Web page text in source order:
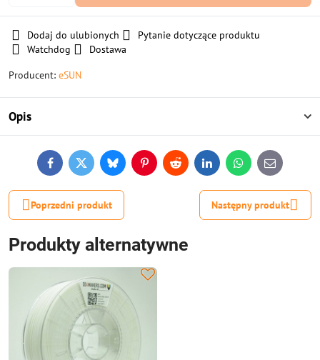
Dodaj do ulubionych
Pytanie dotyczące produktu
Watchdog
Dostawa
Producent: eSUN
Opis
FacebookTwitterBlueskyPinterestReddit LinkedInWhatsApp
E-
mail
Poprzedni produkt Następny produkt
Produkty alternatywne